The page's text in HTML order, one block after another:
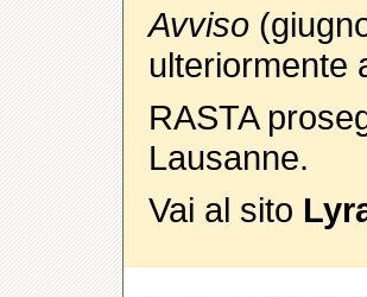
Avviso
ulteriormente
RASTA
Lausanne.
Vai al sito